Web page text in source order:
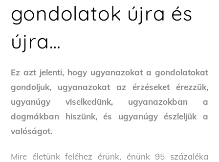
gondolatok újra és
újra…
Ez azt jelenti, hogy ugyanazokat a gondolatokat
gondoljuk, ugyanazokat az érzéseket érezzük,
ugyanúgy viselkedünk, ugyanazokban a
dogmákban hiszünk, és ugyanúgy észleljük a
valóságot.
Mire életünk feléhez érünk, énünk 95 százaléka